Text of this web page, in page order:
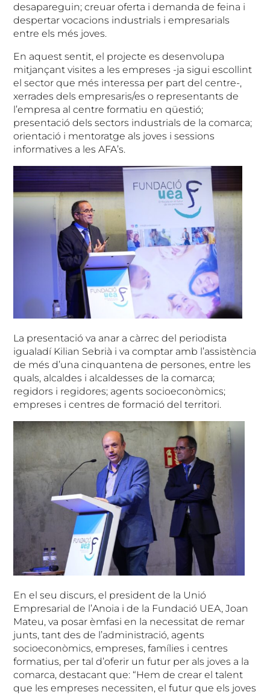
desapareguin; creuar oferta i demanda de feina i
despertar vocacions industrials i empresarials
entre els més joves.
En aquest sentit, el projecte es desenvolupa
mitjançant visites a les empreses -ja sigui escollint
el sector que més interessa per part del centre-,
xerrades dels empresaris/es o representants de
l’empresa al centre formatiu en qüestió;
presentació dels sectors industrials de la comarca;
orientació i mentoratge als joves i sessions
informatives a les AFA’s.
La presentació va anar a càrrec del periodista
igualadí Kilian Sebrià i va comptar amb l’assistència
de més d’una cinquantena de persones, entre les
quals, alcaldes i alcaldesses de la comarca;
regidors i regidores; agents socioeconòmics;
empreses i centres de formació del territori.
En el seu discurs, el president de la Unió
Empresarial de l’Anoia i de la Fundació UEA, Joan
Mateu, va posar èmfasi en la necessitat de remar
junts, tant des de l’administració, agents
socioeconòmics, empreses, famílies i centres
formatius, per tal d’oferir un futur per als joves a la
comarca, destacant que: “Hem de crear el talent
que les empreses necessiten, el futur que els joves